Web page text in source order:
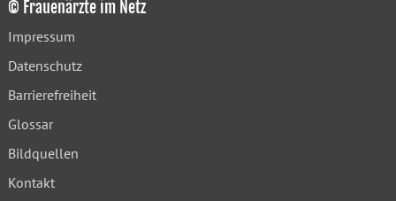
© Frauenärzte im Netz
Impressum
Datenschutz
Barrierefreiheit
Glossar
Bildquellen
Kontakt